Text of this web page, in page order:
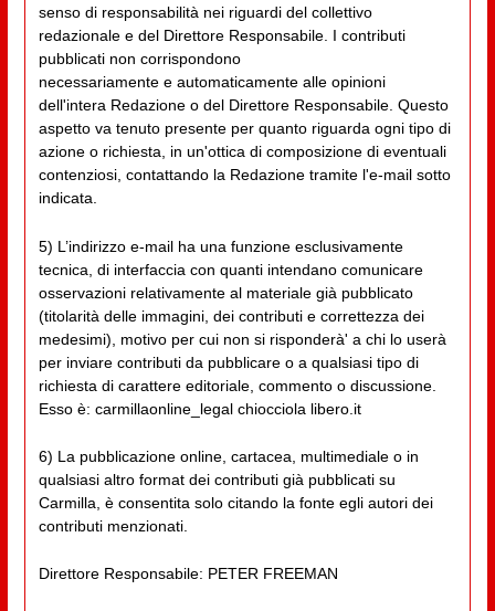
senso di responsabilità nei riguardi del collettivo
redazionale e del Direttore Responsabile. I contributi
pubblicati non corrispondono
necessariamente e automaticamente alle opinioni
dell'intera Redazione o del Direttore Responsabile. Questo
aspetto va tenuto presente per quanto riguarda ogni tipo di
azione o richiesta, in un'ottica di composizione di eventuali
contenziosi, contattando la Redazione tramite l'e-mail sotto
indicata.
5) L’indirizzo e-mail ha una funzione esclusivamente
tecnica, di interfaccia con quanti intendano comunicare
osservazioni relativamente al materiale già pubblicato
(titolarità delle immagini, dei contributi e correttezza dei
medesimi), motivo per cui non si risponderà' a chi lo userà
per inviare contributi da pubblicare o a qualsiasi tipo di
richiesta di carattere editoriale, commento o discussione.
Esso è: carmillaonline_legal chiocciola libero.it
6) La pubblicazione online, cartacea, multimediale o in
qualsiasi altro format dei contributi già pubblicati su
Carmilla, è consentita solo citando la fonte egli autori dei
contributi menzionati.
Direttore Responsabile: PETER FREEMAN